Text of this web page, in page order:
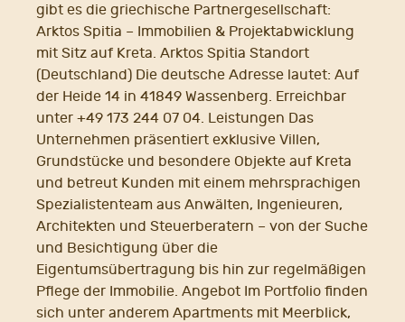
gibt es die griechische Partnergesellschaft:
Arktos Spitia – Immobilien & Projektabwicklung
mit Sitz auf Kreta. Arktos Spitia Standort
(Deutschland) Die deutsche Adresse lautet: Auf
der Heide 14 in 41849 Wassenberg. Erreichbar
unter +49 173 244 07 04. Leistungen Das
Unternehmen präsentiert exklusive Villen,
Grundstücke und besondere Objekte auf Kreta
und betreut Kunden mit einem mehrsprachigen
Spezialistenteam aus Anwälten, Ingenieuren,
Architekten und Steuerberatern – von der Suche
und Besichtigung über die
Eigentumsübertragung bis hin zur regelmäßigen
Pflege der Immobilie. Angebot Im Portfolio finden
sich unter anderem Apartments mit Meerblick,